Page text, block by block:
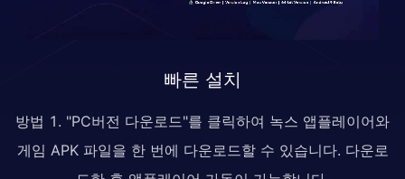
빠른 설치
방법 1. "PC버전 다운로드"를 클릭하여 녹스 앱플레이어와
게임 APK 파일을 한 번에 다운로드할 수 있습니다. 다운로